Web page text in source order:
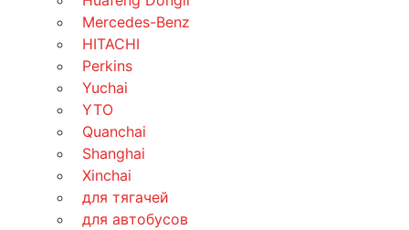
Mercedes-Benz
HITACHI
Perkins
Yuchai
YTO
Quanchai
Shanghai
Xinchai
для тягачей
для автобусов